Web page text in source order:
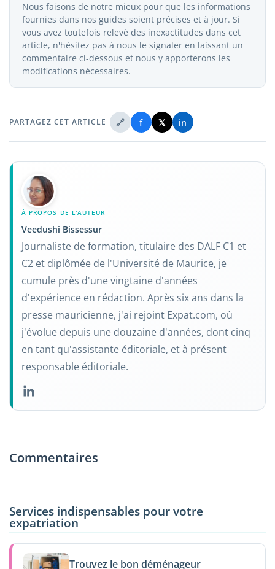
Nous faisons de notre mieux pour que les informations
fournies dans nos guides soient précises et à jour. Si
vous avez toutefois relevé des inexactitudes dans cet
article, n'hésitez pas à nous le signaler en laissant un
commentaire ci-dessous et nous y apporterons les
modifications nécessaires.
PARTAGEZ CET ARTICLE 🔗 f 𝕏 in
À PROPOS DE L'AUTEUR
Veedushi Bissessur
Journaliste de formation, titulaire des DALF C1 et
C2 et diplômée de l'Université de Maurice, je
cumule près d'une vingtaine d'années
d'expérience en rédaction. Après six ans dans la
presse mauricienne, j'ai rejoint Expat.com, où
j'évolue depuis une douzaine d'années, dont cinq
en tant qu'assistante éditoriale, et à présent
responsable éditoriale.
Commentaires
Services indispensables pour votre
expatriation
Trouvez le bon déménageur